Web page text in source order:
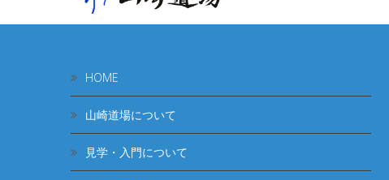
HOME
山崎道場について
見学・入門について